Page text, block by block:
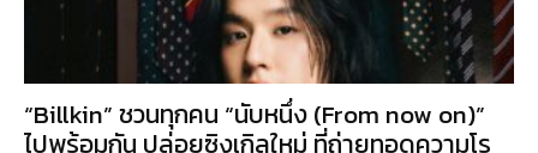
“Billkin” ชวนทุกคน “นับหนึ่ง (From now on)”
ไปพร้อมกัน ปล่อยซิงเกิลใหม่ ที่ถ่ายทอดความโร